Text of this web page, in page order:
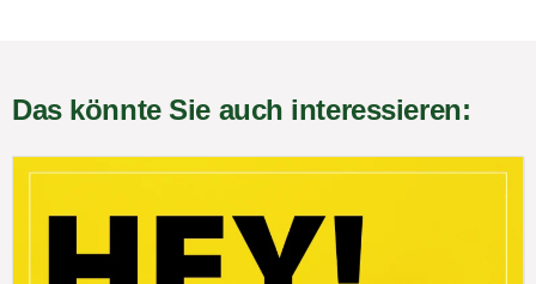
Das könnte Sie auch interessieren: